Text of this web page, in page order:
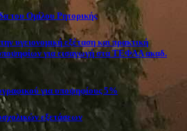
του Ομίλου Ρητορικής
υγειονομική εξέταση και πρακτική
για εισαγωγή στα ΤΕΦΑΑ ακαδ.
για υποψηφίους 5%
εξετάσεων